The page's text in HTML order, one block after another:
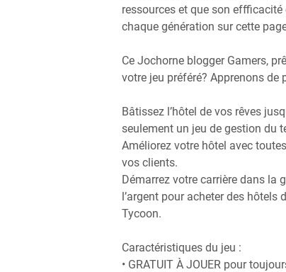
ressources et que son
chaque génération sur cette
Ce Jochorne blogger Gamers,
votre jeu préféré? Apprenons
Bâtissez l’hôtel de vos rêves
seulement un jeu de gestion du
Améliorez votre hôtel avec
vos clients.
Démarrez votre carrière dans la
l’argent pour acheter des
Tycoon.
Caractéristiques du jeu :
• GRATUIT À JOUER pour